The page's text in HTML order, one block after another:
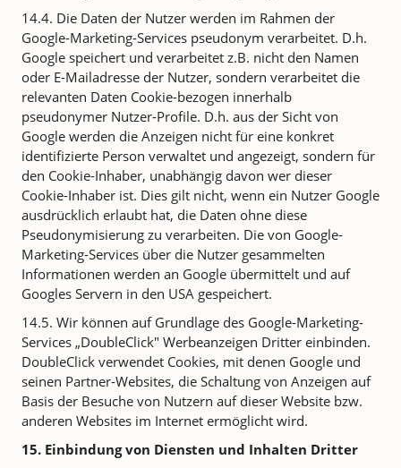
14.4. Die Daten der Nutzer werden im Rahmen der
Google-Marketing-Services pseudonym verarbeitet. D.h.
Google speichert und verarbeitet z.B. nicht den Namen
oder E-Mailadresse der Nutzer, sondern verarbeitet die
relevanten Daten Cookie-bezogen innerhalb
pseudonymer Nutzer-Profile. D.h. aus der Sicht von
Google werden die Anzeigen nicht für eine konkret
identifizierte Person verwaltet und angezeigt, sondern für
den Cookie-Inhaber, unabhängig davon wer dieser
Cookie-Inhaber ist. Dies gilt nicht, wenn ein Nutzer Google
ausdrücklich erlaubt hat, die Daten ohne diese
Pseudonymisierung zu verarbeiten. Die von Google-
Marketing-Services über die Nutzer gesammelten
Informationen werden an Google übermittelt und auf
Googles Servern in den USA gespeichert.
14.5. Wir können auf Grundlage des Google-Marketing-
Services „DoubleClick" Werbeanzeigen Dritter einbinden.
DoubleClick verwendet Cookies, mit denen Google und
seinen Partner-Websites, die Schaltung von Anzeigen auf
Basis der Besuche von Nutzern auf dieser Website bzw.
anderen Websites im Internet ermöglicht wird.
15. Einbindung von Diensten und Inhalten Dritter